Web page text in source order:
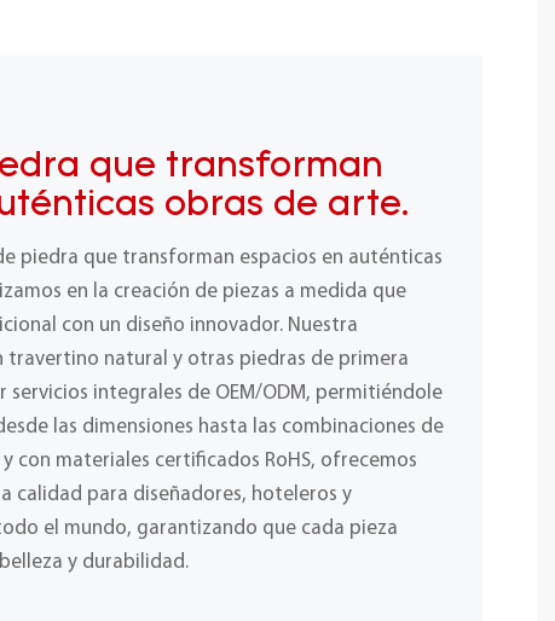
que transforman
obras de arte.
piedra que transforman espacios en auténticas
en la creación de piezas a medida que
con un diseño innovador. Nuestra
travertino natural y otras piedras de primera
integrales de OEM/ODM, permitiéndole
las dimensiones hasta las combinaciones de
con materiales certificados RoHS, ofrecemos
calidad para diseñadores, hoteleros y
el mundo, garantizando que cada pieza
y durabilidad.